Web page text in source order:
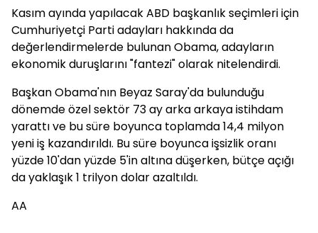
Kasım ayında yapılacak ABD başkanlık seçimleri için
Cumhuriyetçi Parti adayları hakkında da
değerlendirmelerde bulunan Obama, adayların
ekonomik duruşlarını "fantezi" olarak nitelendirdi.
Başkan Obama'nın Beyaz Saray'da bulunduğu
dönemde özel sektör 73 ay arka arkaya istihdam
yarattı ve bu süre boyunca toplamda 14,4 milyon
yeni iş kazandırıldı. Bu süre boyunca işsizlik oranı
yüzde 10'dan yüzde 5'in altına düşerken, bütçe açığı
da yaklaşık 1 trilyon dolar azaltıldı.
AA